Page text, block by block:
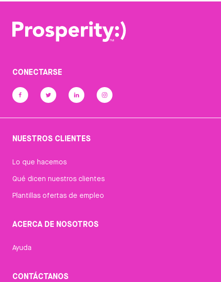
CONECTARSE
NUESTROS CLIENTES
Lo que hacemos
Qué dicen nuestros clientes
Plantillas ofertas de empleo
ACERCA DE NOSOTROS
Ayuda
CONTÁCTANOS